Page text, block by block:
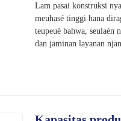
Lam pasai konstruksi
meuhasé tinggi hana
teupeuë bahwa, seulaén
dan jaminan layanan